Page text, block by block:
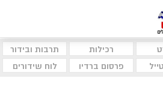
רכילות
תרבות ובידור
פרסום ברדיו לוח שידורים